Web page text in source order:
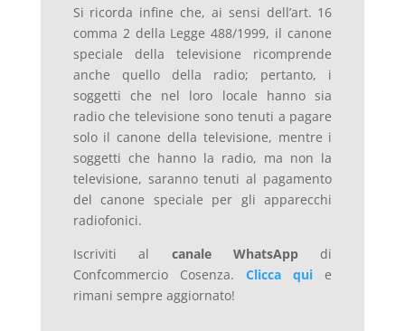
Si ricorda infine che, ai sensi dell’art. 16
comma 2 della Legge 488/1999, il canone
speciale della televisione ricomprende
anche quello della radio; pertanto, i
soggetti che nel loro locale hanno sia
radio che televisione sono tenuti a pagare
solo il canone della televisione, mentre i
soggetti che hanno la radio, ma non la
televisione, saranno tenuti al pagamento
del canone speciale per gli apparecchi
radiofonici.
Iscriviti al canale WhatsAppdi
Confcommercio Cosenza.
Clicca qui
e
rimani sempre aggiornato!